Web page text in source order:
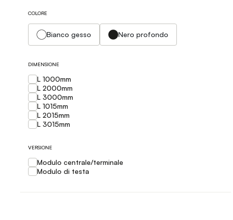
COLORE
Bianco gesso Nero profondo
DIMENSIONE
L 1000mm
L 2000mm
L 3000mm
L 1015mm
L 2015mm
L 3015mm
VERSIONE
Modulo centrale/terminale
Modulo di testa